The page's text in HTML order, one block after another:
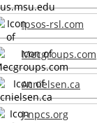
Ipsos-rsl.com
Mecgroups.com
Acnielsen.ca
J-npcs.org